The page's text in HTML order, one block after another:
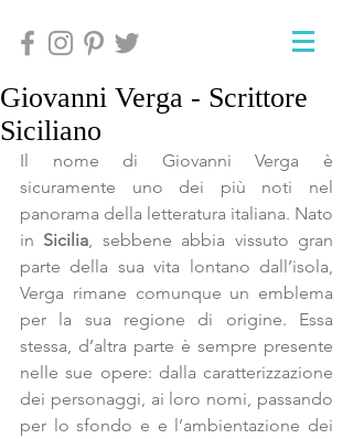
Giovanni Verga - Scrittore
Siciliano
Il nome di Giovanni Verga è
sicuramente uno dei più noti nel
panorama della letteratura italiana. Nato
in Sicilia, sebbene abbia vissuto gran
parte della sua vita lontano dall’isola,
Verga rimane comunque un emblema
per la sua regione di origine. Essa
stessa, d’altra parte è sempre presente
nelle sue opere: dalla caratterizzazione
dei personaggi, ai loro nomi, passando
per lo sfondo e e l’ambientazione dei